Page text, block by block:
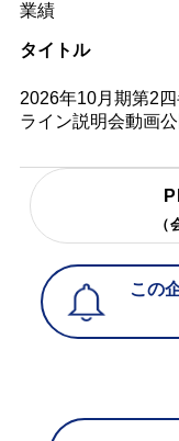
業績
タイトル
2026年10月期第2
ライン説明会動画
この